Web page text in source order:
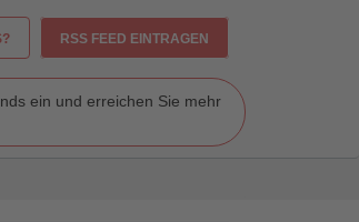
RSS FEED EINTRAGEN
ein und erreichen Sie mehr